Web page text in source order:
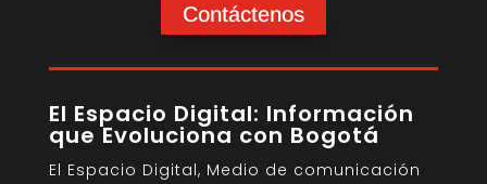
Contáctenos
El Espacio Digital: Información
que Evoluciona con Bogotá
El Espacio Digital, Medio de comunicación